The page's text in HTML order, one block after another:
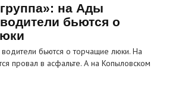
на Ады
бьются о
бьются о торчащие люки. На
провал в асфальте. А на Копыловском